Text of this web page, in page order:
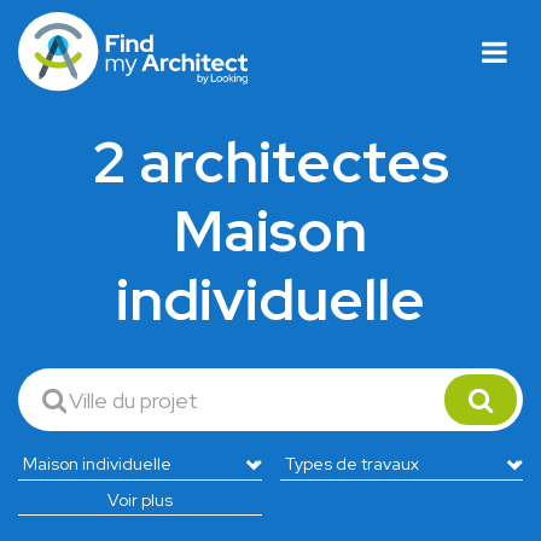
2 architectes
Maison
individuelle
Voir plus